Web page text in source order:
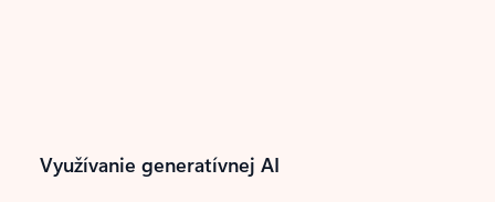
Využívanie generatívnej AI